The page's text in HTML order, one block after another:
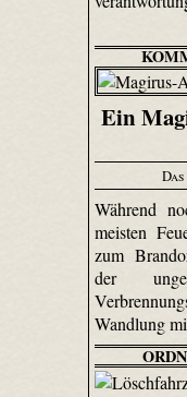
Ein
Während
meisten
zum
der
Wandlung